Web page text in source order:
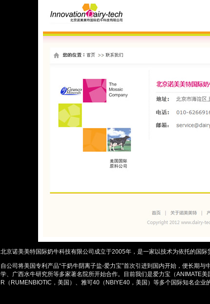
北京诺美美特国际奶牛科技有限公司成立于2005年，是一家以技术为依托的国
自公司将美国专利产品“干奶牛阴离子盐-爱力宝”首次引进到国内开始，便长期
学、广西水牛研究所等多家著名院所开始合作。目前我们是爱力宝（ANIMATE
R（RUMENBIOTIC，美国）、雅可40（NBIYE40，美国）等多个国际知名企业